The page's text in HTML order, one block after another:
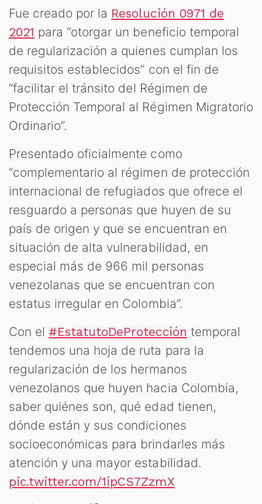
Fue creado por la Resolución 0971 de
2021 para “otorgar un beneficio temporal
de regularización a quienes cumplan los
requisitos establecidos” con el fin de
“facilitar el tránsito del Régimen de
Protección Temporal al Régimen Migratorio
Ordinario”.
Presentado oficialmente como
“complementario al régimen de protección
internacional de refugiados que ofrece el
resguardo a personas que huyen de su
país de origen y que se encuentran en
situación de alta vulnerabilidad, en
especial más de 966 mil personas
venezolanas que se encuentran con
estatus irregular en Colombia”.
Con el #EstatutoDeProtección temporal
tendemos una hoja de ruta para la
regularización de los hermanos
venezolanos que huyen hacia Colombia,
saber quiénes son, qué edad tienen,
dónde están y sus condiciones
socioeconómicas para brindarles más
atención y una mayor estabilidad.
pic.twitter.com/1ipCS7ZzmX